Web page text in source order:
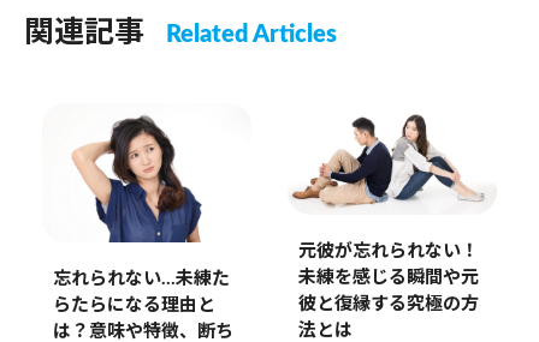
関連記事 Related Articles
忘れられない…未練た
らたらになる理由と
は？意味や特徴、断ち
元彼が忘れられない！
未練を感じる瞬間や元
彼と復縁する究極の方
法とは